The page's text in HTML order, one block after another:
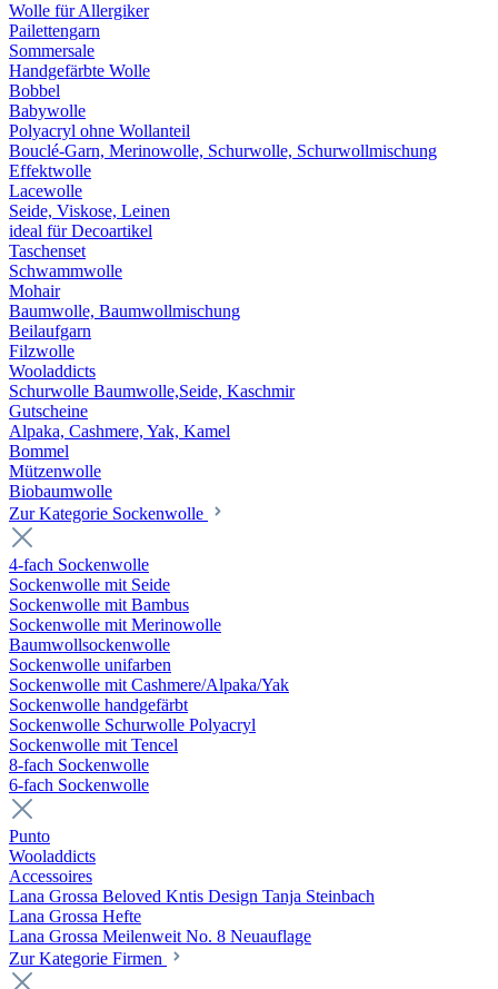
Wolle für Allergiker
Pailettengarn
Sommersale
Handgefärbte Wolle
Bobbel
Babywolle
Polyacryl ohne Wollanteil
Bouclé-Garn, Merinowolle, Schurwolle, Schurwollmischung
Effektwolle
Lacewolle
Seide, Viskose, Leinen
ideal für Decoartikel
Taschenset
Schwammwolle
Mohair
Baumwolle, Baumwollmischung
Beilaufgarn
Filzwolle
Wooladdicts
Schurwolle Baumwolle,Seide, Kaschmir
Gutscheine
Alpaka, Cashmere, Yak, Kamel
Bommel
Mützenwolle
Biobaumwolle
Zur Kategorie Sockenwolle
4-fach Sockenwolle
Sockenwolle mit Seide
Sockenwolle mit Bambus
Sockenwolle mit Merinowolle
Baumwollsockenwolle
Sockenwolle unifarben
Sockenwolle mit Cashmere/Alpaka/Yak
Sockenwolle handgefärbt
Sockenwolle Schurwolle Polyacryl
Sockenwolle mit Tencel
8-fach Sockenwolle
6-fach Sockenwolle
Punto
Wooladdicts
Accessoires
Lana Grossa Beloved Kntis Design Tanja Steinbach
Lana Grossa Hefte
Lana Grossa Meilenweit No. 8 Neuauflage
Zur Kategorie Firmen